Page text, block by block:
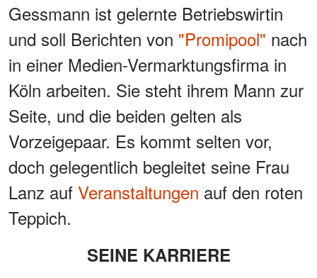
Gessmann ist gelernte Betriebswirtin
und soll Berichten von "Promipool" nach
in einer Medien-Vermarktungsfirma in
Köln arbeiten. Sie steht ihrem Mann zur
Seite, und die beiden gelten als
Vorzeigepaar. Es kommt selten vor,
doch gelegentlich begleitet seine Frau
Lanz auf Veranstaltungen auf den roten
Teppich.
SEINE KARRIERE